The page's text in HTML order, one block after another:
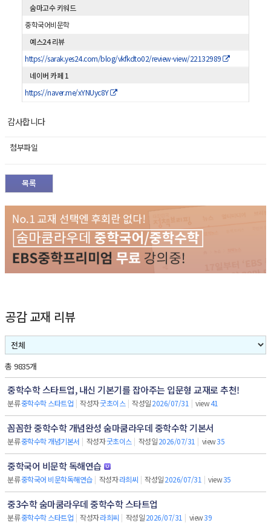
숨마고수 키워드
중학국어비문학
예스24 리뷰
https://sarak.yes24.com/blog/vkfkdto02/review-view/22132989
네이버 카페 1
https://naver.me/xYNUyc8Y
감사합니다
첨부파일
목록
공감 교재 리뷰
총 9835개
중학수학 스타트업, 내신 기본기를 잡아주는 입문형 교재로 추천!
분류중학수학 스타트업 | 작성자굿초이스 | 작성일2026/07/31 | view41
꼼꼼한 중학수학 개념완성 숨마쿰라우데 중학수학 기본서
분류중학수학 개념기본서 | 작성자굿초이스 | 작성일2026/07/31 | view35
중학국어 비문학 독해연습
분류중학국어 비문학독해연습 | 작성자라희씨 | 작성일2026/07/31 | view35
중3수학 숨마쿰라우데 중학수학 스타트업
분류중학수학 스타트업 | 작성자라희씨 | 작성일2026/07/31 | view39